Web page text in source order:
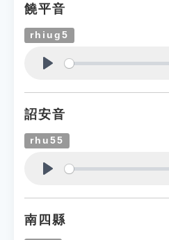
饒平音
rhiug5
詔安音
rhu55
南四縣